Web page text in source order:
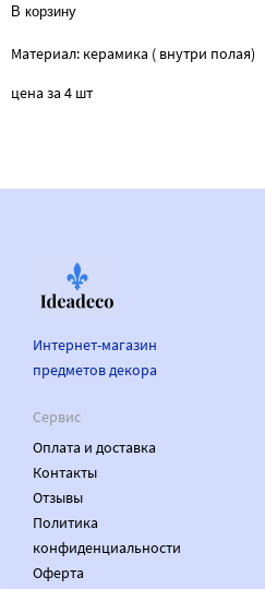
В корзину
Материал: керамика ( внутри полая)
цена за 4 шт
Интернет-магазин
предметов декора
Сервис
Оплата и доставка
Контакты
Отзывы
Политика
конфиденциальности
Оферта